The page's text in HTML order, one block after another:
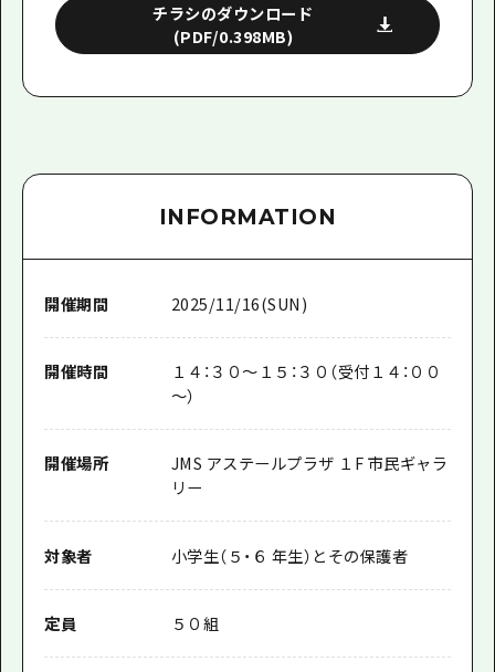
チラシのダウンロード
(PDF/0.398MB)
INFORMATION
開催期間 2025/11/16(SUN)
開催時間
１４：３０～１５：３０（受付１４：００
～）
開催場所
JMS アステールプラザ １F 市民ギャラ
リー
対象者 小学生（５・６ 年生）とその保護者
定員 ５０組